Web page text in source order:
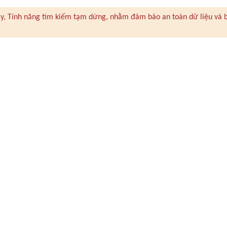
Tính năng tìm kiếm tạm dừng, nhằm đảm bảo an toàn dữ liệu và